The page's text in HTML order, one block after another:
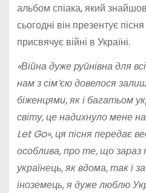
альбом спіака, який
сьогодні він презентує пісня
присвячує війні в Україні.
«Війна дуже руйнівна для
нам з сім’єю довелося
біженцями, як і багатьом
світу, це надихнуло мене
Let Go», ця пісня передає
особлива, про те, що зараз
українець, як вдома, так і
іноземець, я дуже люблю